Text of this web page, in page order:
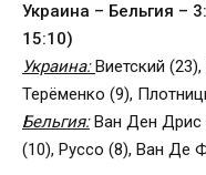
Украина – Бельгия –
15:10)
Украина:Виетский
Терёменко (9),
Бельгия:Ван Ден Дрис
(10), Руссо (8), Ван Де